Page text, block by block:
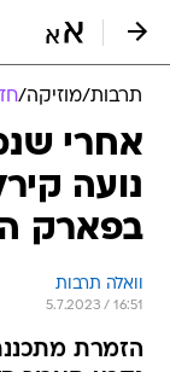
תרבות/מוזיקה/
אחרי
נועה
בפארק
וואלה תרבות
5.7.2023 / 16:51
הזמרת